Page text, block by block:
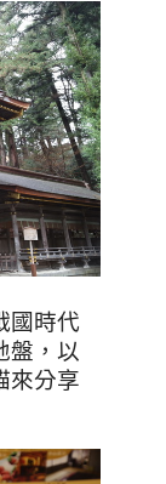
國時代
盤，以
來分享